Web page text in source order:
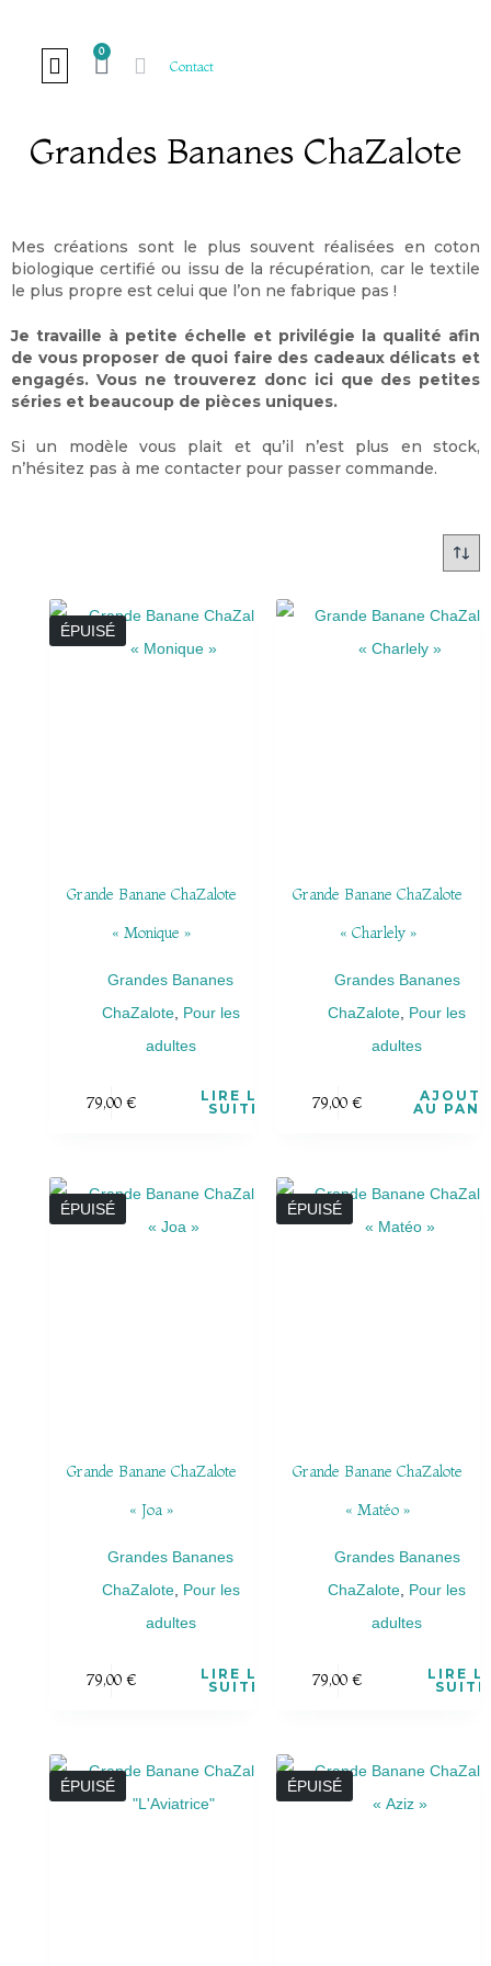
0
Contact
Grandes Bananes ChaZalote
Mes créations sont le plus souvent réalisées en coton
biologique certifié ou issu de la récupération, car le textile
le plus propre est celui que l’on ne fabrique pas !
Je travaille à petite échelle et privilégie la qualité afin
de vous proposer de quoi faire des cadeaux délicats et
engagés. Vous ne trouverez donc ici que des petites
séries et beaucoup de pièces uniques.
Si un modèle vous plait et qu’il n’est plus en stock,
n’hésitez pas à me contacter pour passer commande.
ÉPUISÉ
Grande Banane ChaZalote
« Monique »
Grandes Bananes
ChaZalote, Pour les
adultes
79,00 €
LIRE LA
SUITE
Grande Banane ChaZalote
« Charlely »
Grandes Bananes
ChaZalote Pour les
adultes
79,00€
AU
ÉPUISÉ
Grande Banane ChaZalote
« Joa »
Grandes Bananes
ChaZalote, Pour les
adultes
79,00 €
LIRE LA
SUITE
ÉPUISÉ
Grande Banane ChaZalote
« Matéo »
Grandes Bananes
ChaZalote Pour les
adultes
79,00€
LIRE
SUITE
ÉPUISÉ ÉPUISÉ